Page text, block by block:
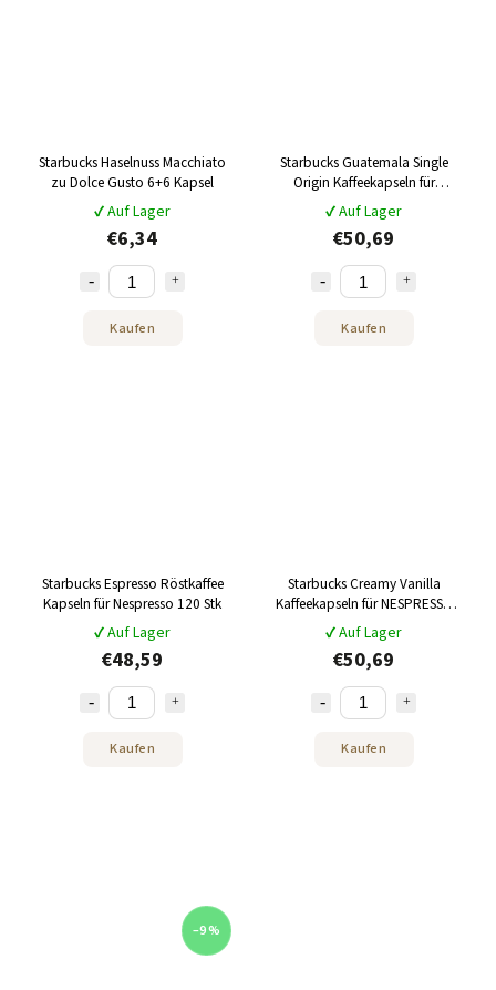
Starbucks Haselnuss Macchiato
zu Dolce Gusto 6+6 Kapsel
✔ Auf Lager
€6,34
Kaufen
Starbucks Guatemala Single
Origin Kaffeekapseln für
Nespresso 120 Stück
✔ Auf Lager
€50,69
Kaufen
Starbucks Espresso Röstkaffee
Kapseln für Nespresso 120 Stk
✔ Auf Lager
€48,59
Kaufen
Starbucks Creamy Vanilla
Kaffeekapseln für NESPRESSO
120 Stück
✔ Auf Lager
€50,69
Kaufen
–9 %